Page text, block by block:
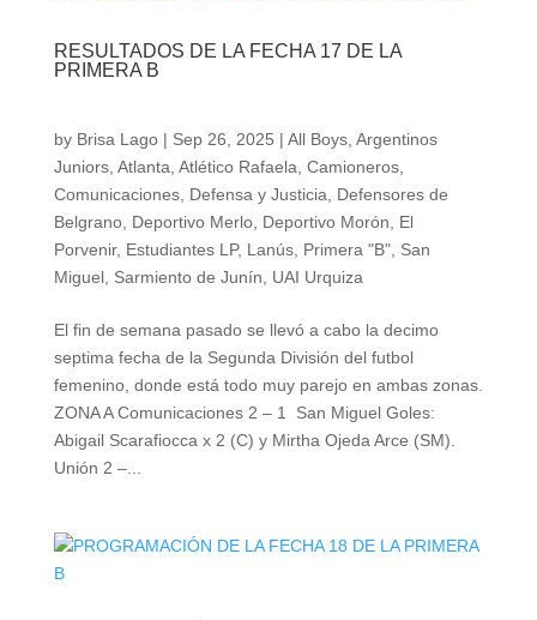
RESULTADOS DE LA FECHA 17 DE LA
PRIMERA B
by Brisa Lago| Sep 26, 2025 | All Boys, Argentinos
Juniors, Atlanta Atlético Rafaela Camioneros,
Comunicaciones, Defensa y Justicia
Defensores de
Belgrano, Deportivo Merlo, Deportivo Morón
El
Porvenir, Estudiantes LP, Lanús, Primera "B", San
Miguel, Sarmiento de Junín UAI Urquiza
El fin de semana pasado se llevó a cabo la decimo
septima fecha de la Segunda División del futbol
femenino, donde está todo muy parejo en ambas zonas.
ZONA A Comunicaciones 2 – 1 San Miguel Goles:
Abigail Scarafiocca x 2 (C) y Mirtha Ojeda Arce (SM).
Unión 2 –...